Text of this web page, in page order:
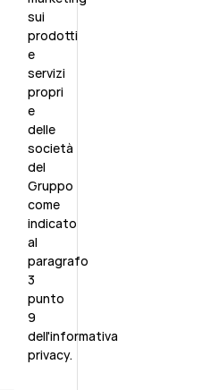
sui
prodotti
e
servizi
propri
e
delle
società
del
Gruppo
come
indicato
al
paragrafo
3
punto
9
dell'informativa
privacy.